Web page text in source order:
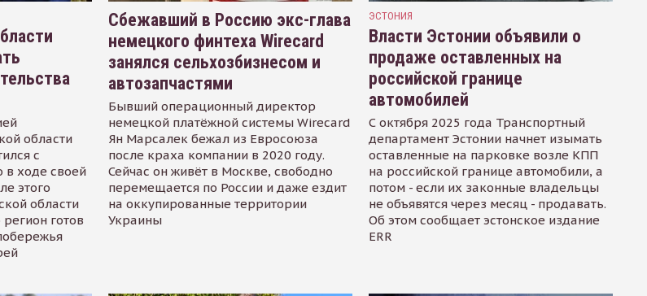
области
с
ходе своей
этого
области
готов
Сбежавший в Россию экс-глава
немецкого финтеха Wirecard
занялся сельхозбизнесом и
автозапчастями
Бывший операционный директор
немецкой платёжной системы Wirecard
Ян Марсалек бежал из Евросоюза
после краха компании в 2020 году.
Сейчас он живёт в Москве, свободно
перемещается по России и даже ездит
на оккупированные территории
Украины
ЭСТОНИЯ
Власти Эстонии объявили о
продаже оставленных на
российской границе
автомобилей
С октября 2025 года Транспортный
департамент Эстонии начнет изымать
оставленные на парковке возле КПП
на российской границе автомобили, а
потом - если их законные владельцы
не объявятся через месяц - продавать.
Об этом сообщает эстонское издание
ERR